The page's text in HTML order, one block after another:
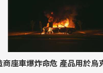
商座車爆炸命危 產品用於烏